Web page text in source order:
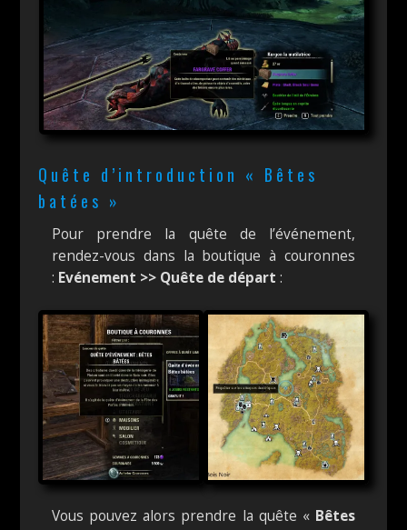
Quête d’introduction « Bêtes
batées »
Pour prendre la quête de l’événement,
rendez-vous dans la boutique à couronnes
: Evénement >> Quête de départ :
Vous pouvez alors prendre la quête « Bêtes